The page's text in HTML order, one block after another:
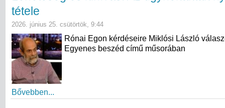
tétele
2026. június 25. csütörtök, 9:44
Rónai Egon kérdéseire Miklósi László
Egyenes beszéd című műsorában
Bővebben...